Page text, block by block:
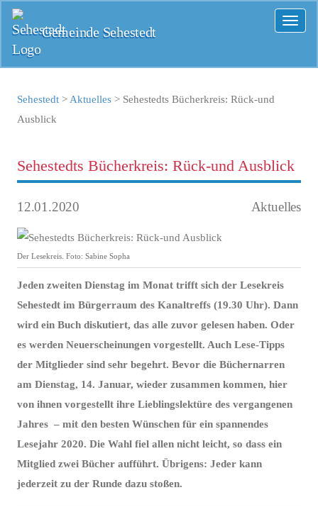
Gemeinde Sehestedt
Sehestedt > Aktuelles > Sehestedts Bücherkreis: Rück-und
Ausblick
Sehestedts Bücherkreis: Rück-und Ausblick
12.01.2020 Aktuelles
Der Lesekreis. Foto: Sabine Sopha
Jeden zweiten Dienstag im Monat trifft sich der Lesekreis
Sehestedt im Bürgerraum des Kanaltreffs (19.30 Uhr). Dann
wird ein Buch diskutiert, das alle zuvor gelesen haben. Oder
es werden Neuerscheinungen vorgestellt. Auch Lese-Tipps
der Mitglieder sind sehr begehrt. Bevor die Büchernarren
am Dienstag, 14. Januar, wieder zusammen kommen, hier
von ihnen vorgestellt ihre Lieblingslektüre des vergangenen
Jahres – mit den besten Wünschen für ein spannendes
Lesejahr 2020. Die Wahl fiel allen nicht leicht, so dass ein
Mitglied zwei Bücher aufführt. Übrigens: Jeder kann
jederzeit zu der Runde dazu stoßen.